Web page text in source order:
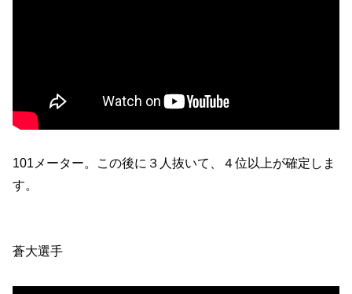
101メーター。この後に３人抜いて、４位以上が確定しま
す。
蒼大選手